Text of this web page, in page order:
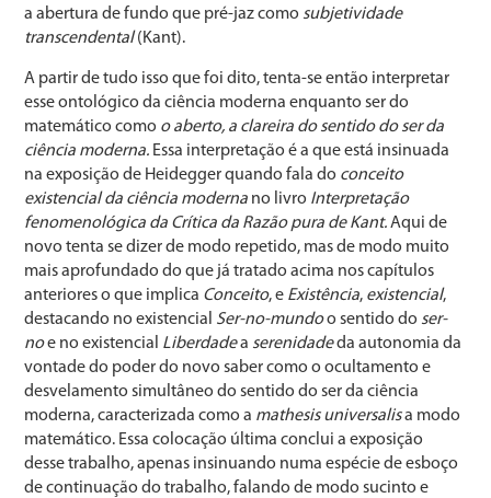
a abertura de fundo que pré-jaz como subjetividade
transcendental(Kant).
A partir de tudo isso que foi dito, tenta-se então interpretar
esse ontológico da ciência moderna enquanto ser do
matemático como o aberto, a clareira do sentido do ser da
ciência moderna. Essa interpretação é a que está insinuada
na exposição de Heidegger quando fala do conceito
existencial da ciência moderna no livro Interpretação
fenomenológica da Crítica da Razão pura de Kant.Aqui de
novo tenta se dizer de modo repetido, mas de modo muito
mais aprofundado do que já tratado acima nos capítulos
anteriores o que implica Conceito, e Existência, existencial,
destacando no existencial Ser-no-mundoo sentido do ser-
noe no existencial Liberdadea serenidadeda autonomia da
vontade do poder do novo saber como o ocultamento e
desvelamento simultâneo do sentido do ser da ciência
moderna, caracterizada como a mathesis universalisa modo
matemático. Essa colocação última conclui a exposição
desse trabalho, apenas insinuando numa espécie de esboço
de continuação do trabalho, falando de modo sucinto e